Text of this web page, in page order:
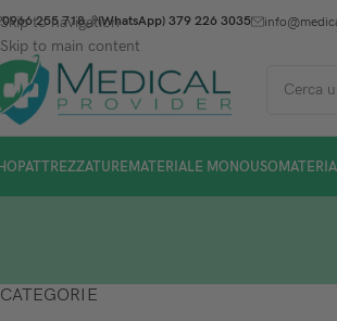
Skip to navigation
Skip to main content
0966 255 718 (WhatsApp) 379 226 3035
ATTREZZATUREMATERIALE MONOUSO
CATEGORIE